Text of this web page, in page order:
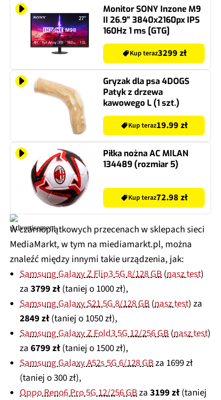
Monitor SONY Inzone M9
II 26.9" 3840x2160px IPS
160Hz 1 ms [GTG]
Kup teraz3299 zł
Gryzak dla psa 4DOGS
Patyk z drzewa
kawowego L (1 szt.)
Kup teraz19.99 zł
Piłka nożna AC MILAN
134489 (rozmiar 5)
Kup teraz72.98 zł
W czarnopiątkowych przecenach w sklepach sieci
MediaMarkt, w tym na miediamarkt.pl, można
znaleźć między innymi takie urządzenia, jak:
Samsung Galaxy Z Flip3 5G 8/128 GB(nasz test)
za3799 zł(taniej o 1000 zł),
Samsung Galaxy S21 5G 8/128 GB(nasz test) za
2849 zł(taniej o 1050 zł),
Samsung Galaxy Z Fold3 5G 12/256 GB(nasz test)
za6799 zł(taniej o 1500 zł),
Samsung Galaxy A52s 5G 6/128 GBza 1699 zł
(taniej o 300 zł),
Oppo Reno6 Pro 5G 12/256 GBza3199 zł(taniej